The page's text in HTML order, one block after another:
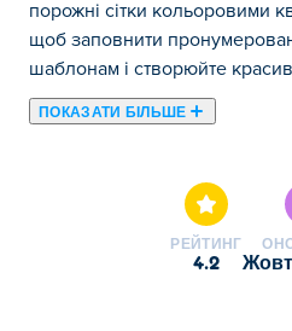
порожні сітки кольоровими
щоб заповнити
шаблонам і створюйте
ПОКАЗАТИ БІЛЬШЕ
РЕЙТИНГ
4.2